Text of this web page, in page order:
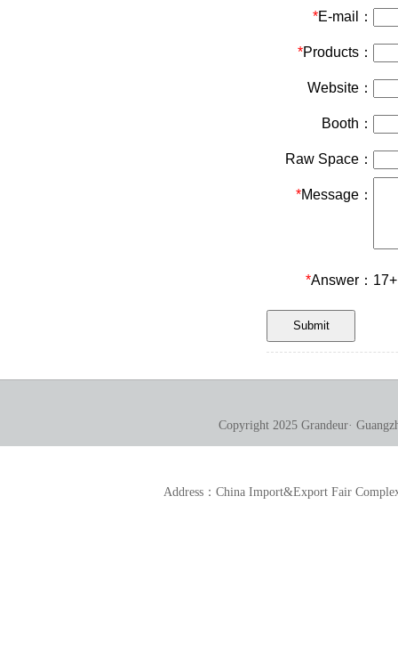
*E-mail：
*Products：
Website：
Booth：
Raw Space：
*Message：
*Answer：
Copyright 2025 Grandeur·
Address：China Import&Export Fair